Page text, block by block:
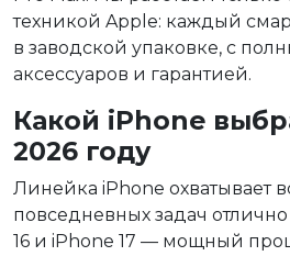
техникой Apple: каждый
в заводской упаковке, с
аксессуаров и гарантией.
Какой iPhone
2026 году
Линейка iPhone охватывает
повседневных задач
16 и iPhone 17 — мощный